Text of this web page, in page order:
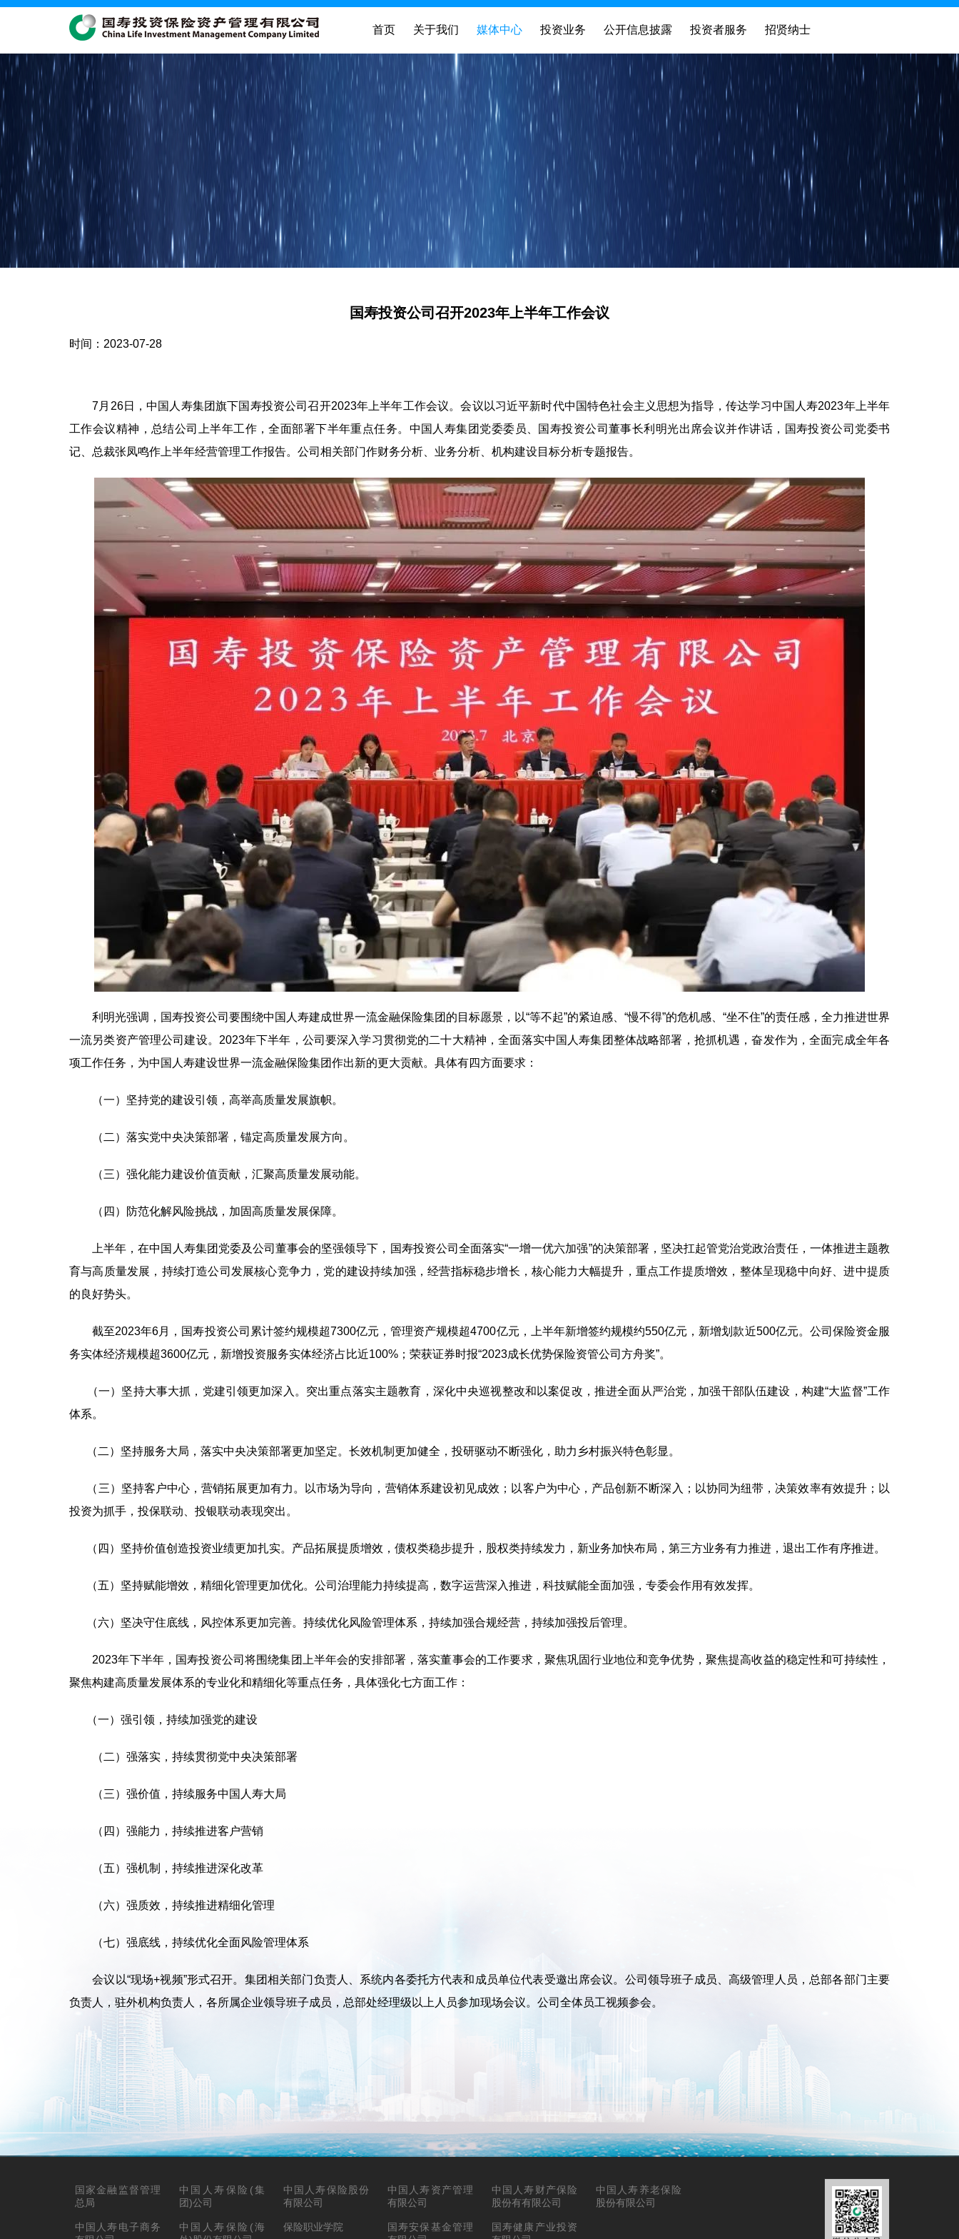
首页 关于我们 媒体中心 投资业务 公开信息披露 投资者服务 招贤纳士
国寿投资公司召开2023年上半年工作会议
时间：2023-07-28
7月26日，中国人寿集团旗下国寿投资公司召开2023年上半年工作会议。会议以习近平新时代中国特色社会主义思想为指导，传达学习中国人寿2023年上半年
工作会议精神，总结公司上半年工作，全面部署下半年重点任务。中国人寿集团党委委员、国寿投资公司董事长利明光出席会议并作讲话，国寿投资公司党委书
记、总裁张凤鸣作上半年经营管理工作报告。公司相关部门作财务分析、业务分析、机构建设目标分析专题报告。
利明光强调，国寿投资公司要围绕中国人寿建成世界一流金融保险集团的目标愿景，以“等不起”的紧迫感、“慢不得”的危机感、“坐不住”的责任感，全力推进世界
一流另类资产管理公司建设。2023年下半年，公司要深入学习贯彻党的二十大精神，全面落实中国人寿集团整体战略部署，抢抓机遇，奋发作为，全面完成全年各
项工作任务，为中国人寿建设世界一流金融保险集团作出新的更大贡献。具体有四方面要求：
（一）坚持党的建设引领，高举高质量发展旗帜。
（二）落实党中央决策部署，锚定高质量发展方向。
（三）强化能力建设价值贡献，汇聚高质量发展动能。
（四）防范化解风险挑战，加固高质量发展保障。
上半年，在中国人寿集团党委及公司董事会的坚强领导下，国寿投资公司全面落实“一增一优六加强”的决策部署，坚决扛起管党治党政治责任，一体推进主题教
育与高质量发展，持续打造公司发展核心竞争力，党的建设持续加强，经营指标稳步增长，核心能力大幅提升，重点工作提质增效，整体呈现稳中向好、进中提质
的良好势头。
截至2023年6月，国寿投资公司累计签约规模超7300亿元，管理资产规模超4700亿元，上半年新增签约规模约550亿元，新增划款近500亿元。公司保险资金服
务实体经济规模超3600亿元，新增投资服务实体经济占比近100%；荣获证券时报“2023成长优势保险资管公司方舟奖”。
（一）坚持大事大抓，党建引领更加深入。突出重点落实主题教育，深化中央巡视整改和以案促改，推进全面从严治党，加强干部队伍建设，构建“大监督”工作
体系。
（二）坚持服务大局，落实中央决策部署更加坚定。长效机制更加健全，投研驱动不断强化，助力乡村振兴特色彰显。
（三）坚持客户中心，营销拓展更加有力。以市场为导向，营销体系建设初见成效；以客户为中心，产品创新不断深入；以协同为纽带，决策效率有效提升；以
投资为抓手，投保联动、投银联动表现突出。
（四）坚持价值创造投资业绩更加扎实。产品拓展提质增效，债权类稳步提升，股权类持续发力，新业务加快布局，第三方业务有力推进，退出工作有序推进。
（五）坚持赋能增效，精细化管理更加优化。公司治理能力持续提高，数字运营深入推进，科技赋能全面加强，专委会作用有效发挥。
（六）坚决守住底线，风控体系更加完善。持续优化风险管理体系，持续加强合规经营，持续加强投后管理。
2023年下半年，国寿投资公司将围绕集团上半年会的安排部署，落实董事会的工作要求，聚焦巩固行业地位和竞争优势，聚焦提高收益的稳定性和可持续性，
聚焦构建高质量发展体系的专业化和精细化等重点任务，具体强化七方面工作：
（一）强引领，持续加强党的建设
（二）强落实，持续贯彻党中央决策部署
（三）强价值，持续服务中国人寿大局
（四）强能力，持续推进客户营销
（五）强机制，持续推进深化改革
（六）强质效，持续推进精细化管理
（七）强底线，持续优化全面风险管理体系
会议以“现场+视频”形式召开。集团相关部门负责人、系统内各委托方代表和成员单位代表受邀出席会议。公司领导班子成员、高级管理人员，总部各部门主要
负责人，驻外机构负责人，各所属企业领导班子成员，总部处经理级以上人员参加现场会议。公司全体员工视频参会。
国家金融监督管理
总局
中国人寿保险(集
团)公司
中国人寿保险股份
有限公司
中国人寿资产管理
有限公司
中国人寿财产保险
股份有有限公司
中国人寿养老保险
股份有限公司
中国人寿电子商务
中国人寿保险(海
保险职业学院
国寿安保基金管理
国寿健康产业投资